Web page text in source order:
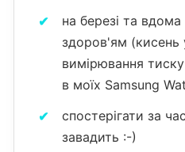
на березі та
здоров'ям (кисень
вимірювання
в моїх Samsung
спостерігати за
завадить :-)